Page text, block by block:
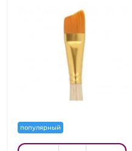
популярный